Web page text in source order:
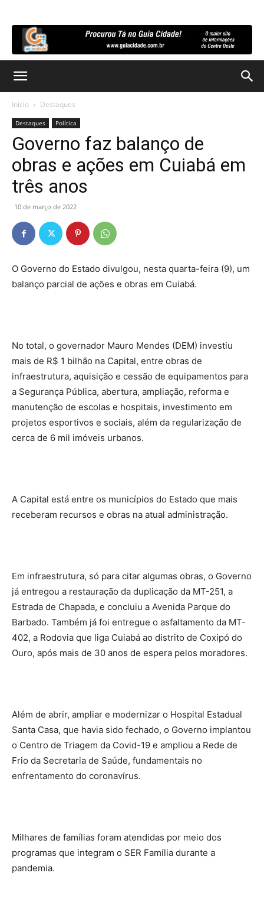
Início Destaques
Destaques Política
Governo faz balanço de
obras e ações em Cuiabá em
três anos
10 de março de 2022
O Governo do Estado divulgou, nesta quarta-feira (9), um
balanço parcial de ações e obras em Cuiabá.
No total, o governador Mauro Mendes (DEM) investiu
mais de R$ 1 bilhão na Capital, entre obras de
infraestrutura, aquisição e cessão de equipamentos para
a Segurança Pública, abertura, ampliação, reforma e
manutenção de escolas e hospitais, investimento em
projetos esportivos e sociais, além da regularização de
cerca de 6 mil imóveis urbanos.
A Capital está entre os municípios do Estado que mais
receberam recursos e obras na atual administração.
Em infraestrutura, só para citar algumas obras, o Governo
já entregou a restauração da duplicação da MT-251, a
Estrada de Chapada, e concluiu a Avenida Parque do
Barbado. Também já foi entregue o asfaltamento da MT-
402, a Rodovia que liga Cuiabá ao distrito de Coxipó do
Ouro, após mais de 30 anos de espera pelos moradores.
Além de abrir, ampliar e modernizar o Hospital Estadual
Santa Casa, que havia sido fechado, o Governo implantou
o Centro de Triagem da Covid-19 e ampliou a Rede de
Frio da Secretaria de Saúde, fundamentais no
enfrentamento do coronavírus.
Milhares de famílias foram atendidas por meio dos
programas que integram o SER Família durante a
pandemia.